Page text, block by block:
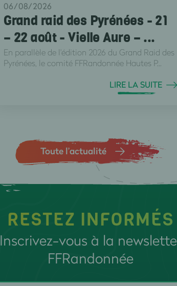
06/08/2026
Grand raid des Pyrénées - 21
– 22 août - Vielle Aure – ...
En parallèle de l'édition 2026 du Grand Raid des
Pyrénées, le comité FFRandonnée Hautes P...
LIRE LA SUITE
Toute l’actualité
RESTEZ INFORMÉS
Inscrivez-vous à la
FFRandonnée